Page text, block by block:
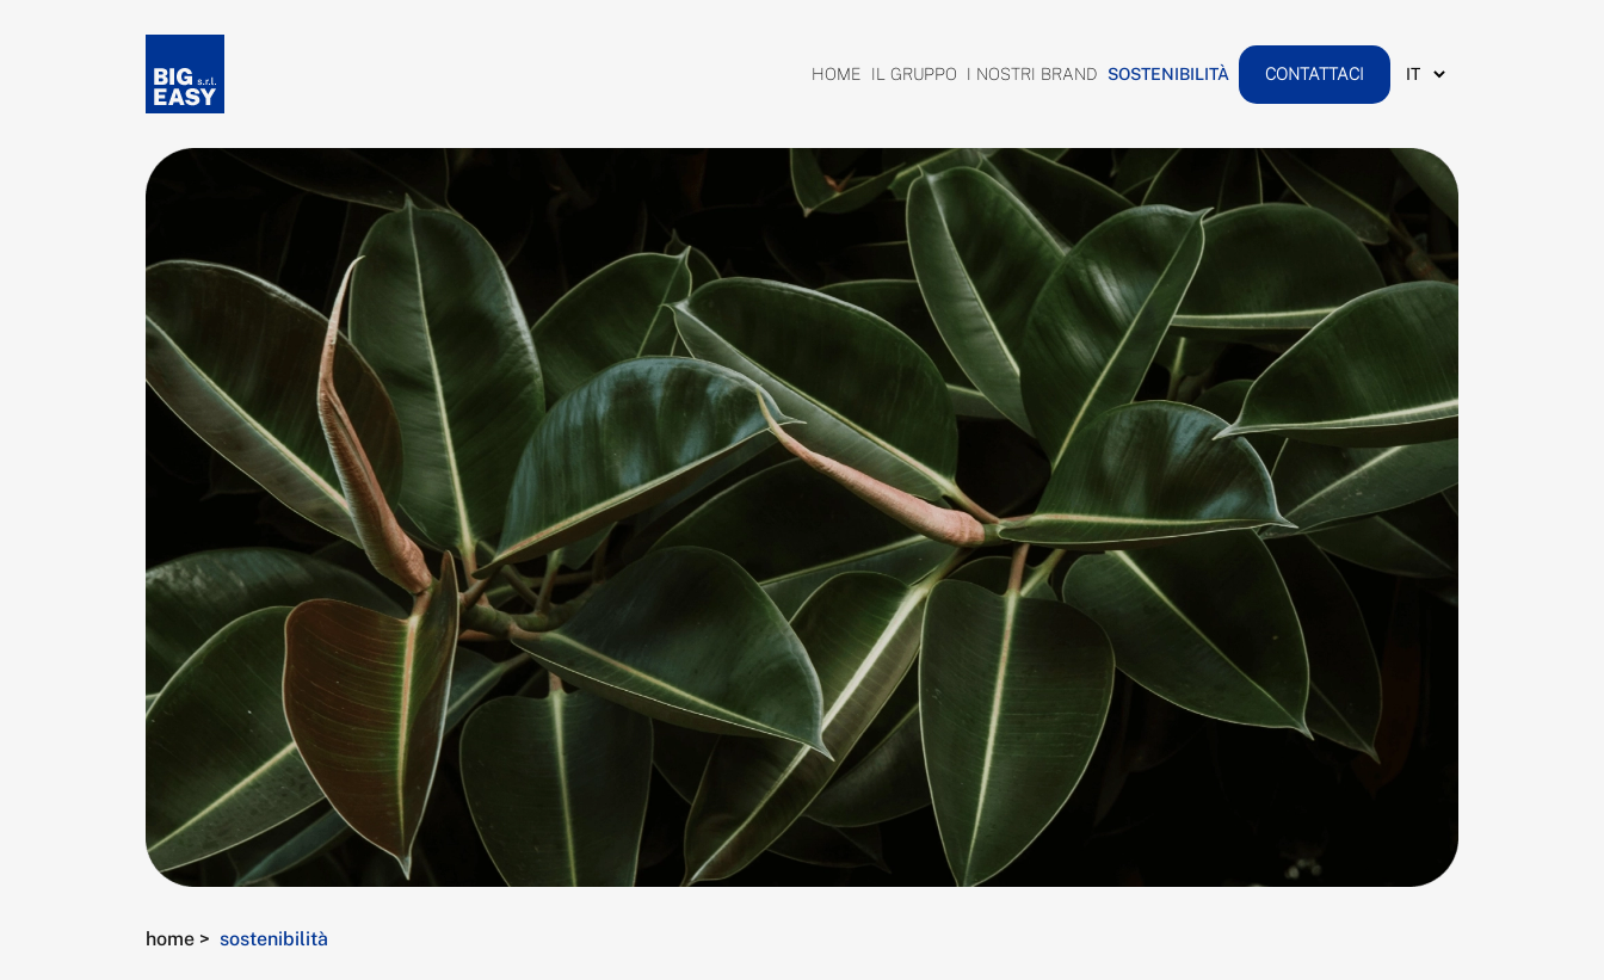
HOME
IL GRUPPO
I NOSTRI BRAND SOSTENIBILITÀ
CONTATTACI
CONTATTACI
home > sostenibilità